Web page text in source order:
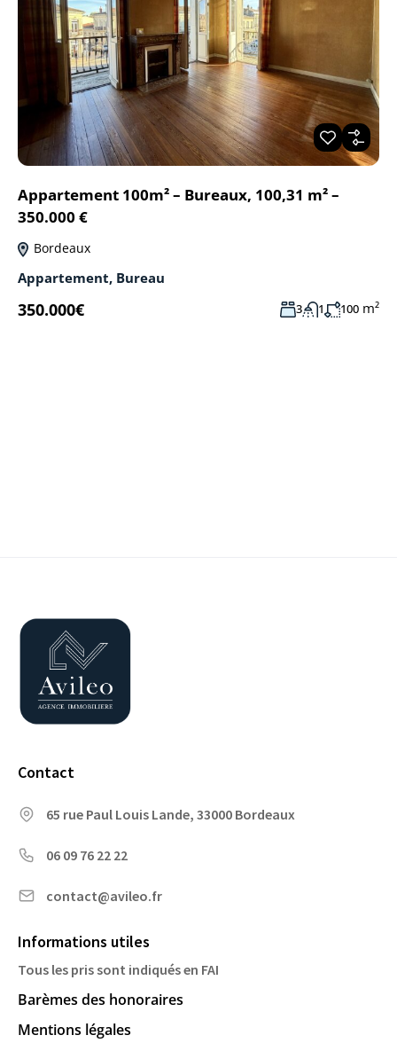
Appartement 100m² – Bureaux, 100,31 m² –
350.000 €
Bordeaux
Appartement, Bureau
350.000€ 3 1 100 m²
Contact
65 rue Paul Louis Lande, 33000 Bordeaux
06 09 76 22 22
contact@avileo.fr
Informations utiles
Tous les pris sont indiqués en FAI
Barèmes des honoraires
Mentions légales